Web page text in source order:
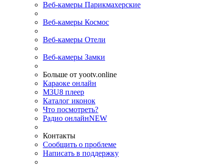
Веб-камеры Парикмахерские
Веб-камеры Космос
Веб-камеры Отели
Веб-камеры Замки
Больше от yootv.online
Караоке онлайн
M3U8 плеер
Каталог иконок
Что посмотреть?
Радио онлайнNEW
Контакты
Сообщить о проблеме
Написать в поддержку